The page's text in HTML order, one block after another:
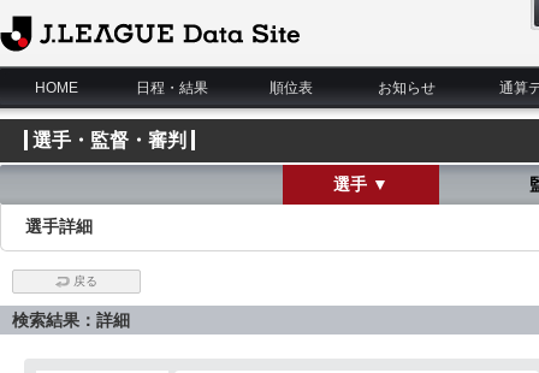
J.League Data Site
HOME
日程・結果 順位表 お知らせ 通算
選手・監督・審判
選手 ▼
選手詳細
戻る
検索結果：詳細